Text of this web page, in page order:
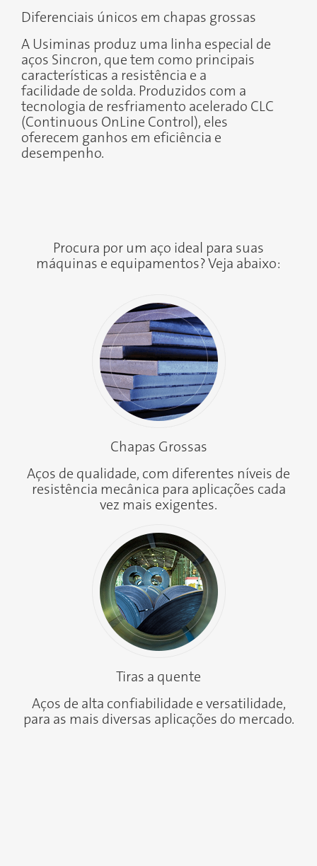
Diferenciais únicos em chapas grossas
A Usiminas produz uma linha especial de
aços Sincron, que tem como principais
características a resistência e a
facilidade de solda. Produzidos com a
tecnologia de resfriamento acelerado CLC
(Continuous OnLine Control), eles
oferecem ganhos em eficiência e
desempenho.
Procura por um aço ideal para suas
máquinas e equipamentos? Veja abaixo:
Chapas Grossas
Aços de qualidade, com diferentes níveis de
resistência mecânica para aplicações cada
vez mais exigentes.
Tiras a quente
Aços de alta confiabilidade e versatilidade,
para as mais diversas aplicações do mercado.